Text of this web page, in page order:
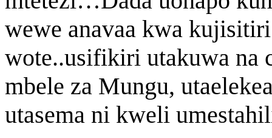
wewe anavaa kwa
wote..usifikiri utakuwa na
mbele za Mungu,
utasema ni kweli